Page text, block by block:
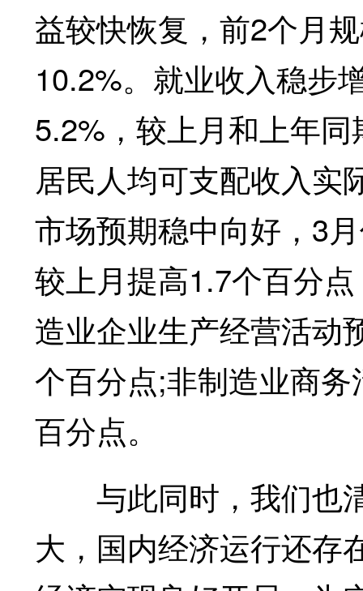
益较快恢复，前2个月
10.2%。就业收入稳步
5.2%，较上月和上年
居民人均可支配收入实
市场预期稳中向好，3
较上月提高1.7个百分
造业企业生产经营活动
个百分点;非制造业商
百分点。
与此同时，我们也
大，国内经济运行还存